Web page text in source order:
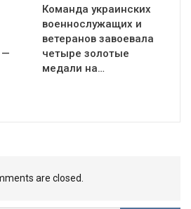
—
Команда украинских
военнослужащих и
ветеранов завоевала
четыре золотые
медали на…
are closed.